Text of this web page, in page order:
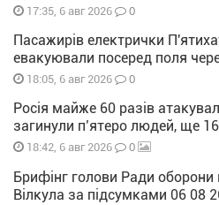
17:35, 6 авг 2026 0
Пасажирів електрички
евакуювали посеред поля
18:05, 6 авг 2026 0
Росія майже 60 разів
загинули п’ятеро людей, ще
18:42, 6 авг 2026 0
Брифінг голови Ради оборони
Вілкула за підсумками 06 08